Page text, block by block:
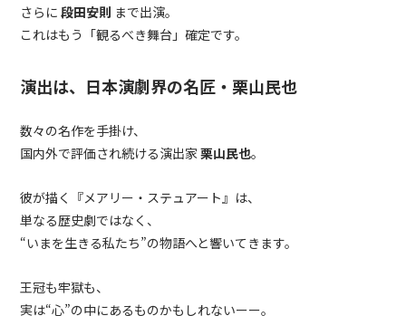
さらに段田安則 まで出演。
これはもう「観るべき舞台」確定です。
演出は、日本演劇界の名匠・栗山民也
数々の名作を手掛け、
国内外で評価され続ける演出家栗山民也。
彼が描く『メアリー・ステュアート』は、
単なる歴史劇ではなく、
“いまを生きる私たち”の物語へと響いてきます。
王冠も牢獄も、
実は“心”の中にあるものかもしれないーー。